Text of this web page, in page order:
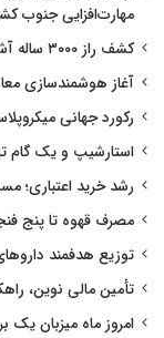
مهارت‌افزایی جنوب
کشف راز ۳۰۰۰ ساله آشوریان
آغاز هوشمندسازی
رکورد جهانی
استارشیپ و یک گام
رشد خرید اعتباری؛
مصرف قهوه تا پنج
توزیع هدفمند
تأمین مالی نوین،
امروز ماه میزبان یک